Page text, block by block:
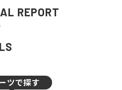
REPORT
ツで探す